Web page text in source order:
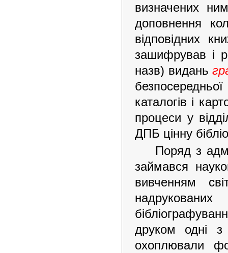
визначених ним
доповнення
відповідних
зашифрував і
назв) видань
каталогів і
процеси у
ДПБ цінну
Поряд з
займався
вивченням
друком одні
охоплювали